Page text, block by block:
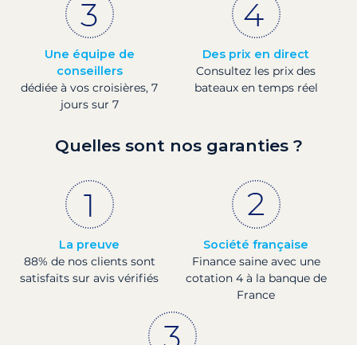
Une équipe de
conseillers
dédiée à vos croisières, 7
jours sur 7
Des prix en direct
Consultez les prix des
bateaux en temps réel
Quelles sont nos garanties ?
La preuve
88% de nos clients sont
satisfaits sur avis vérifiés
Société française
Finance saine avec une
cotation 4 à la banque de
France